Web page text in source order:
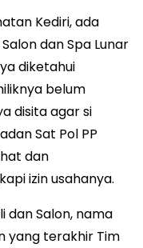
Kediri, ada
dan Spa Lunar
diketahui
belum
disita agar si
Sat Pol PP
dan
izin usahanya.
dan Salon, nama
yang terakhir Tim